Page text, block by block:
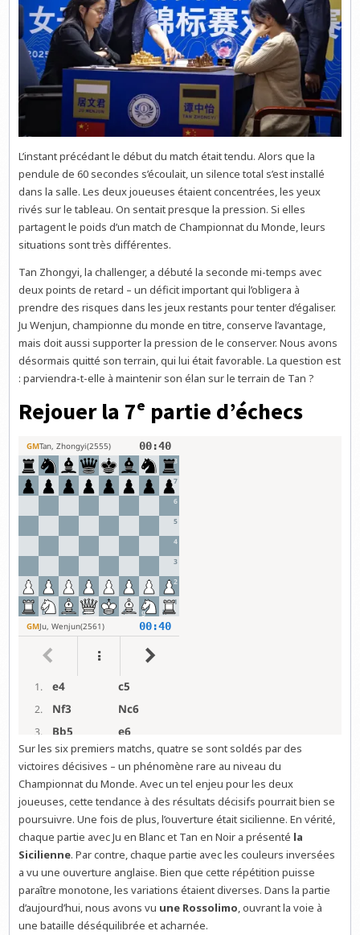
L’instant précédant le début du match était tendu. Alors que la
pendule de 60 secondes s’écoulait, un silence total s’est installé
dans la salle. Les deux joueuses étaient concentrées, les yeux
rivés sur le tableau. On sentait presque la pression. Si elles
partagent le poids d’un match de Championnat du Monde, leurs
situations sont très différentes.
Tan Zhongyi, la challenger, a débuté la seconde mi-temps avec
deux points de retard – un déficit important qui l’obligera à
prendre des risques dans les jeux restants pour tenter d’égaliser.
Ju Wenjun, championne du monde en titre, conserve l’avantage,
mais doit aussi supporter la pression de le conserver. Nous avons
désormais quitté son terrain, qui lui était favorable. La question est
: parviendra-t-elle à maintenir son élan sur le terrain de Tan ?
Rejouer la 7ᵉ partie d’échecs
Sur les six premiers matchs, quatre se sont soldés par des
victoires décisives – un phénomène rare au niveau du
Championnat du Monde. Avec un tel enjeu pour les deux
joueuses, cette tendance à des résultats décisifs pourrait bien se
poursuivre. Une fois de plus, l’ouverture était sicilienne. En vérité,
chaque partie avec Ju en Blanc et Tan en Noir a présenté la
Sicilienne. Par contre, chaque partie avec les couleurs inversées
a vu une ouverture anglaise. Bien que cette répétition puisse
paraître monotone, les variations étaient diverses. Dans la partie
d’aujourd’hui, nous avons vu une Rossolimo, ouvrant la voie à
une bataille déséquilibrée et acharnée.